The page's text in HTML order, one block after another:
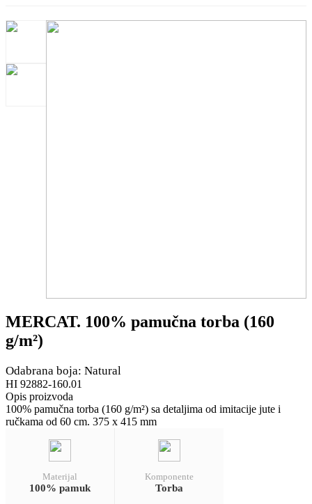
MERCAT. 100% pamučna torba (160
g/m²)
Odabrana boja: Natural
HI 92882-160.01
Opis proizvoda
100% pamučna torba (160 g/m²) sa detaljima od imitacije jute i
ručkama od 60 cm. 375 x 415 mm
Materijal
100% pamuk
Komponente
Torba